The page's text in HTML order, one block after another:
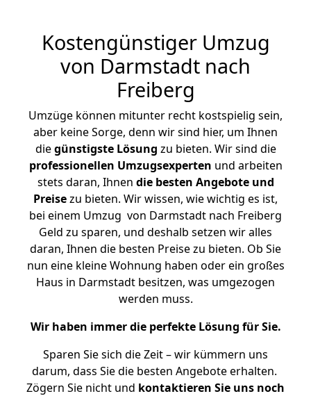
Kostengünstiger Umzug
von Darmstadt nach
Freiberg
Umzüge können mitunter recht kostspielig sein,
aber keine Sorge, denn wir sind hier, um Ihnen
diegünstigste Lösung zu bieten. Wir sind die
professionellen Umzugsexperten und arbeiten
stets daran, Ihnen die besten Angebote und
Preisezu bieten. Wir wissen, wie wichtig es ist,
bei einem Umzug von Darmstadt nach Freiberg
Geld zu sparen, und deshalb setzen wir alles
daran, Ihnen die besten Preise zu bieten. Ob Sie
nun eine kleine Wohnung haben oder ein großes
Haus in Darmstadt besitzen, was umgezogen
werden muss.
Wir haben immer die perfekte Lösung für Sie.
Sparen Sie sich die Zeit – wir kümmern uns
darum, dass Sie die besten Angebote erhalten.
Zögern Sie nicht und kontaktieren Sie uns noch